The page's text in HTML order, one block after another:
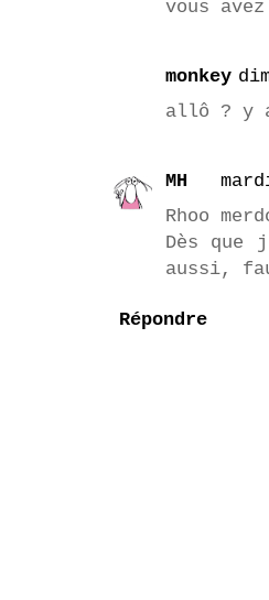
vous
monkey
allô ? y
MH
Rhoo
Dès que
aussi,
Répondre